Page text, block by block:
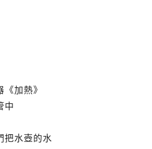
加熱》
中
把水壺的水